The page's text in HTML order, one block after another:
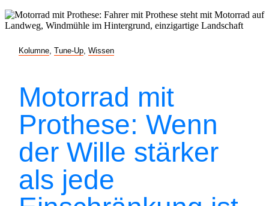
Kolumne Tune-Up Wissen
Motorrad mit
Prothese: Wenn
der Wille stärker
als jede